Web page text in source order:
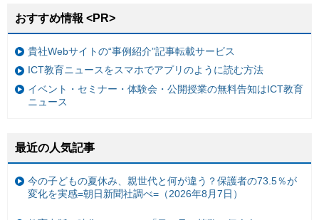
おすすめ情報 <PR>
貴社Webサイトの“事例紹介”記事転載サービス
ICT教育ニュースをスマホでアプリのように読む方法
イベント・セミナー・体験会・公開授業の無料告知はICT教育
ニュース
最近の人気記事
今の子どもの夏休み、親世代と何が違う？保護者の73.5％が
変化を実感=朝日新聞社調べ=（2026年8月7日）